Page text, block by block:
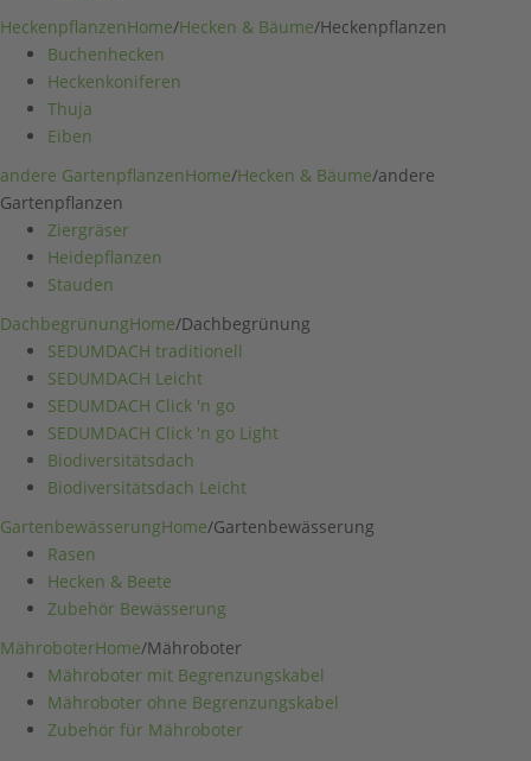
HeckenpflanzenHome/Hecken & Bäume/Heckenpflanzen
Buchenhecken
Heckenkoniferen
Thuja
Eiben
andere GartenpflanzenHome/Hecken & Bäume/andere
Gartenpflanzen
Ziergräser
Heidepflanzen
Stauden
DachbegrünungHome/Dachbegrünung
SEDUMDACH traditionell
SEDUMDACH Leicht
SEDUMDACH Click 'n go
SEDUMDACH Click 'n go Light
Biodiversitätsdach
Biodiversitätsdach Leicht
GartenbewässerungHome/Gartenbewässerung
Rasen
Hecken & Beete
Zubehör Bewässerung
MähroboterHome/Mähroboter
Mähroboter mit Begrenzungskabel
Mähroboter ohne Begrenzungskabel
Zubehör für Mähroboter